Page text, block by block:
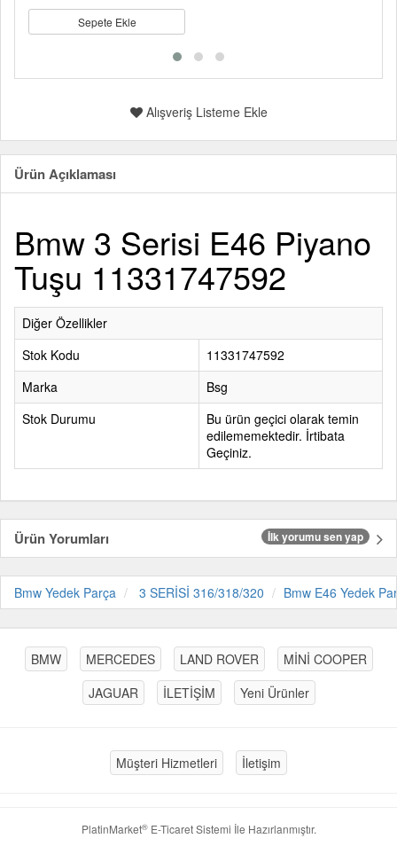
Sepete Ekle
Alışveriş Listeme Ekle
Ürün Açıklaması
Bmw 3 Serisi E46 Piyano
Tuşu 11331747592
Diğer Özellikler
Stok Kodu
11331747592
Marka
Bsg
Stok Durumu
Bu ürün geçici olarak temin
edilememektedir. İrtibata
Geçiniz.
Ürün Yorumları İlk yorumu sen yap
Bmw Yedek Parça 3 SERİSİ 316/318/320 Bmw E46 Yedek
BMW MERCEDES LAND ROVER
MİNİ COOPER
JAGUAR
İLETİŞİM Yeni Ürünler
Müşteri Hizmetleri İletişim
PlatinMarket®E-Ticaret Sistemi İle Hazırlanmıştır.